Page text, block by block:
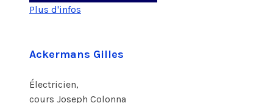
Plus d'infos
Ackermans Gilles
Électricien,
cours Joseph Colonna